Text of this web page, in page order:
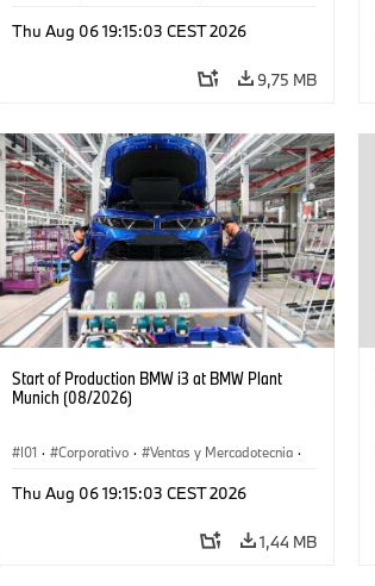
Thu Aug 06 19:15:03 CEST 2026
9,75 MB
Start of Production BMW i3 at BMW Plant
Munich (08/2026)
I01 · Corporativo · Ventas y Mercadotecnia ·
Thu Aug 06 19:15:03 CEST 2026
1,44 MB